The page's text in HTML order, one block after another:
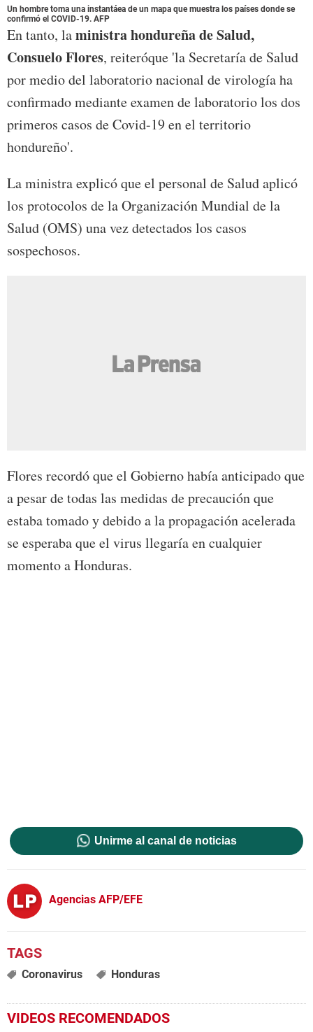
Un hombre toma una instantáea de un mapa que muestra los países donde se
confirmó el COVID-19. AFP
En tanto, laministra hondureña de Salud,
Consuelo Flores, reiteróque 'la Secretaría de Salud
por medio del laboratorio nacional de virología ha
confirmado mediante examen de laboratorio los dos
primeros casos de Covid-19 en el territorio
hondureño'.
La ministra explicó que el personal de Salud aplicó
los protocolos de la Organización Mundial de la
Salud (OMS) una vez detectados los casos
sospechosos.
Flores recordó que el Gobierno había anticipado que
a pesar de todas las medidas de precaución que
estaba tomado y debido a la propagación acelerada
se esperaba que el virus llegaría en cualquier
momento a Honduras.
Unirme al canal de noticias
Agencias AFP/EFE
Coronavirus Honduras
VIDEOS RECOMENDADOS